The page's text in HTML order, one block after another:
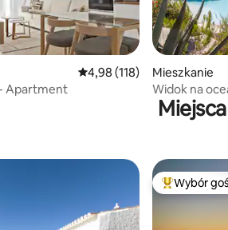
Średnia ocena: 4,98 na 5,
4,98 (118)
- Apartment
Mieszkanie
Widok na
+ spokojna
Wybór